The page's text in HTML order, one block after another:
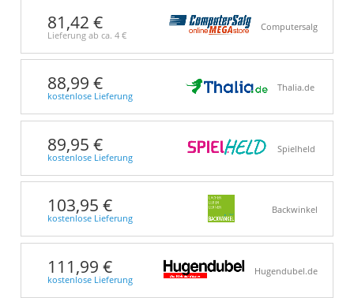
81,42 €
Lieferung ab ca. 4 €
Computersalg
88,99 €
kostenlose Lieferung
Thalia.de
89,95 €
kostenlose Lieferung
Spielheld
103,95 €
kostenlose Lieferung
Backwinkel
111,99 €
kostenlose Lieferung
Hugendubel.de